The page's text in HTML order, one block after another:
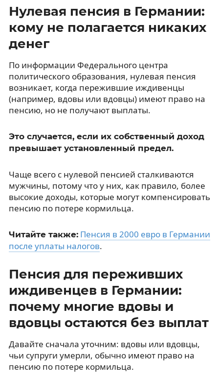
Нулевая пенсия в Германии:
кому не полагается никаких
денег
По информации Федерального центра
политического образования, нулевая пенсия
возникает, когда пережившие иждивенцы
(например, вдовы или вдовцы) имеют право на
пенсию, но не получают выплаты.
Это случается, если их собственный доход
превышает установленный предел.
Чаще всего с нулевой пенсией сталкиваются
мужчины, потому что у них, как правило, более
высокие доходы, которые могут компенсировать
пенсию по потере кормильца.
Читайте также: Пенсия в 2000 евро в Германии
после уплаты налогов.
Пенсия для переживших
иждивенцев в Германии:
почему многие вдовы и
вдовцы остаются без выплат
Давайте сначала уточним: вдовы или вдовцы,
чьи супруги умерли, обычно имеют право на
пенсию по потере кормильца.